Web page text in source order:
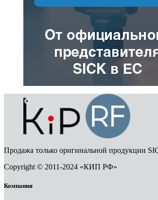
Продажа только оригинальной продукции
Copyright © 2011-2024 «КИП РФ»
Компания